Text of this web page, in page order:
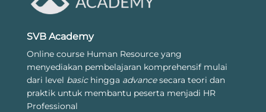
SVB Academy
Online course Human Resource yang
menyediakan pembelajaran komprehensif mulai
dari level basichingga advancesecara teori dan
praktik untuk membantu peserta menjadi HR
Professional